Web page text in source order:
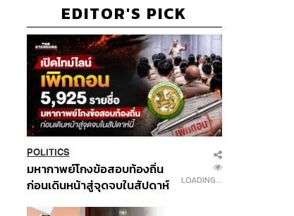
EDITOR'S PICK
POLITICS
มหากาพย์โกงข้อสอบท้องถิ่น
ก่อนเดินหน้าสู่จุดจบในสัปดาห์
LOADING...